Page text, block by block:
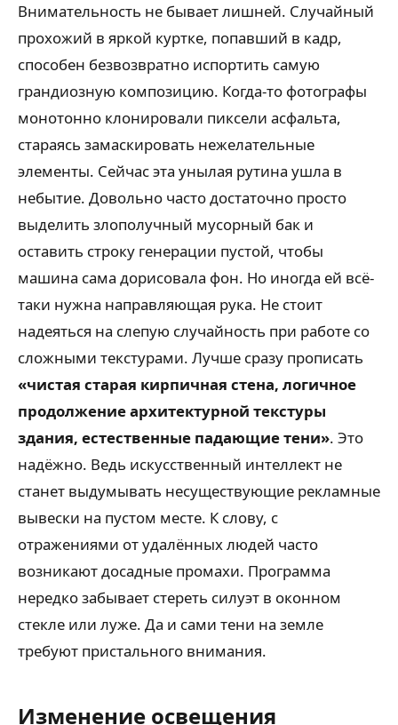
Внимательность не бывает лишней. Случайный
прохожий в яркой куртке, попавший в кадр,
способен безвозвратно испортить самую
грандиозную композицию. Когда-то фотографы
монотонно клонировали пиксели асфальта,
стараясь замаскировать нежелательные
элементы. Сейчас эта унылая рутина ушла в
небытие. Довольно часто достаточно просто
выделить злополучный мусорный бак и
оставить строку генерации пустой, чтобы
машина сама дорисовала фон. Но иногда ей всё-
таки нужна направляющая рука. Не стоит
надеяться на слепую случайность при работе со
сложными текстурами. Лучше сразу прописать
«чистая старая кирпичная стена, логичное
продолжение архитектурной текстуры
здания, естественные падающие тени». Это
надёжно. Ведь искусственный интеллект не
станет выдумывать несуществующие рекламные
вывески на пустом месте. К слову, с
отражениями от удалённых людей часто
возникают досадные промахи. Программа
нередко забывает стереть силуэт в оконном
стекле или луже. Да и сами тени на земле
требуют пристального внимания.
Изменение освещения